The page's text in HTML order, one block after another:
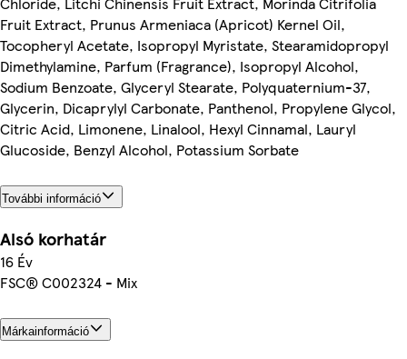
Fruit Extract, Prunus Armeniaca (Apricot) Kernel Oil,
Tocopheryl Acetate, Isopropyl Myristate, Stearamidopropyl
Dimethylamine, Parfum (Fragrance), Isopropyl Alcohol,
Sodium Benzoate, Glyceryl Stearate, Polyquaternium-37,
Glycerin, Dicaprylyl Carbonate, Panthenol, Propylene Glycol,
Citric Acid, Limonene, Linalool, Hexyl Cinnamal, Lauryl
Glucoside, Benzyl Alcohol, Potassium Sorbate
További információ
Alsó korhatár
16 Év
FSC® C002324 - Mix
Márkainformáció